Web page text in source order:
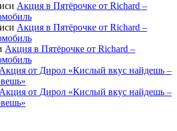
Акция в Пятёрочке от Richard –
Акция в Пятёрочке от Richard –
Акция в Пятёрочке от Richard –
Акция от Дирол «Кислый вкус найдешь –
Акция от Дирол «Кислый вкус найдешь –